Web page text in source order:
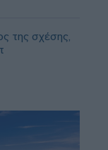
της σχέσης,